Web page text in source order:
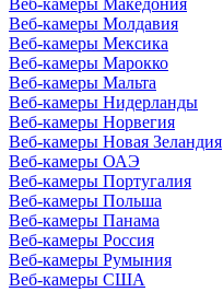
Веб-камеры Македония
Веб-камеры Молдавия
Веб-камеры Мексика
Веб-камеры Марокко
Веб-камеры Мальта
Веб-камеры Нидерланды
Веб-камеры Норвегия
Веб-камеры Новая Зеландия
Веб-камеры ОАЭ
Веб-камеры Португалия
Веб-камеры Польша
Веб-камеры Панама
Веб-камеры Россия
Веб-камеры Румыния
Веб-камеры США